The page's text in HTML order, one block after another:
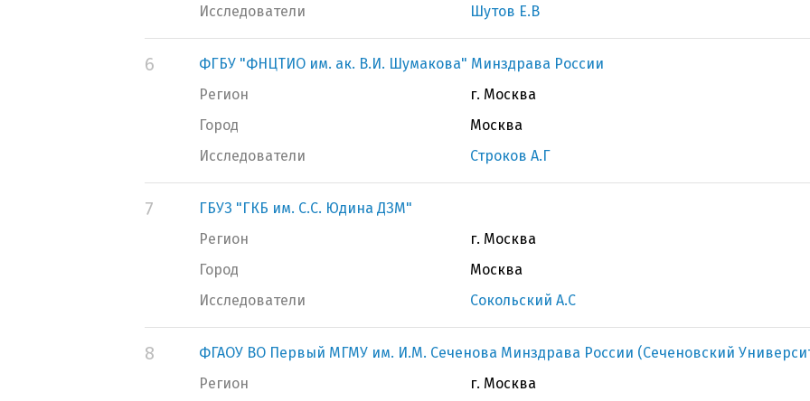
Исследователи
Шутов Е.В
6
ФГБУ "ФНЦТИО им. ак. В.И. Шумакова" Минздрава России
Регион
г. Москва
Город
Москва
Исследователи
Строков А.Г
7
ГБУЗ "ГКБ им. С.С. Юдина ДЗМ"
Регион
г. Москва
Город
Москва
Исследователи
Сокольский А.С
8
ФГАОУ ВО Первый МГМУ им. И.М. Сеченова Минздрава России (Сеченовский
Регион
г. Москва